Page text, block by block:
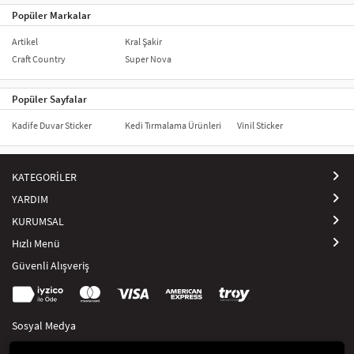
Popüler Markalar
Artikel
Craft Country
Kral Şakir
Super Nova
Popüler Sayfalar
Kadife Duvar Sticker Kedi Tırmalama Ürünleri Vinil Sticker
KATEGORİLER
YARDIM
KURUMSAL
Hızlı Menü
Güvenli Alışveriş
Sosyal Medya